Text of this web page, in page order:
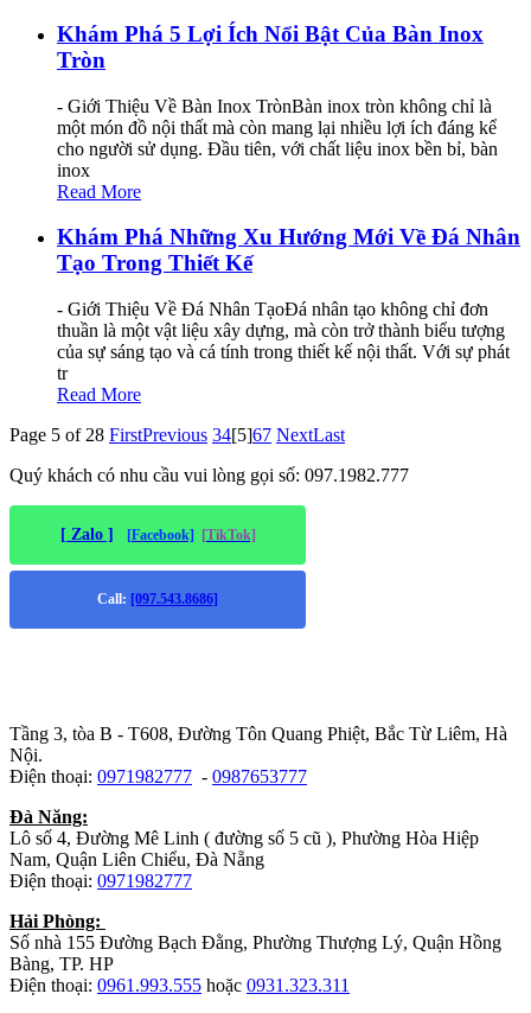
Khám Phá 5 Lợi Ích Nổi Bật Của Bàn Inox
Tròn
- Giới Thiệu Về Bàn Inox TrònBàn inox tròn không chỉ là
một món đồ nội thất mà còn mang lại nhiều lợi ích đáng kể
cho người sử dụng. Đầu tiên, với chất liệu inox bền bỉ, bàn
inox
Read More
Khám Phá Những Xu Hướng Mới Về Đá Nhân
Tạo Trong Thiết Kế
- Giới Thiệu Về Đá Nhân TạoĐá nhân tạo không chỉ đơn
thuần là một vật liệu xây dựng, mà còn trở thành biểu tượng
của sự sáng tạo và cá tính trong thiết kế nội thất. Với sự phát
tr
Read More
Page 5 of 28 FirstPrevious 34[5]67 NextLast
Quý khách có nhu cầu vui lòng gọi số: 097.1982.777
[ Zalo ] [Facebook] [TikTok]
Call: [097.543.8686]
Tầng 3, tòa B - T608, Đường Tôn Quang Phiệt, Bắc Từ Liêm, Hà
Nội.
Điện thoại: 0971982777 - 0987653777
Đà Năng:
Lô số 4, Đường Mê Linh ( đường số 5 cũ ), Phường Hòa Hiệp
Nam, Quận Liên Chiểu, Đà Nẵng
Điện thoại: 0971982777
Hải Phòng:
Số nhà 155 Đường Bạch Đằng, Phường Thượng Lý, Quận Hồng
Bàng, TP. HP
Điện thoại: 0961.993.555 hoặc 0931.323.311